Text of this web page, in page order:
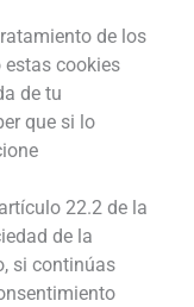
de los
cookies
de tu
que si lo
22.2 de la
de la
si continúas